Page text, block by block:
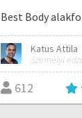
Best Body
Katus Attila
Személyi
612